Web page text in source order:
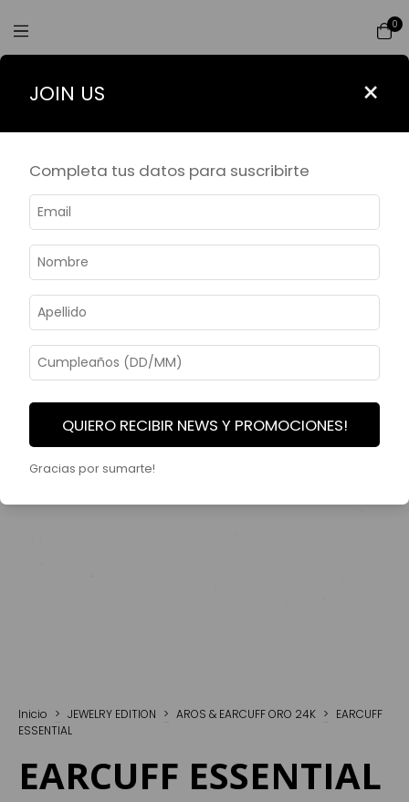
0
Inicio > JEWELRY EDITION > AROS & EARCUFF ORO 24K > EARCUFF
ESSENTIAL
EARCUFF ESSENTIAL
JOIN US ×
Completa tus datos para suscribirte
QUIERO RECIBIR NEWS Y PROMOCIONES!
Gracias por sumarte!